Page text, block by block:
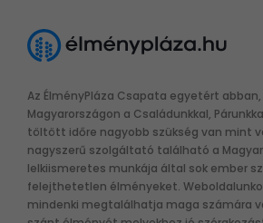
Az ÉlményPláza Csapata egyetért
Magyarországon a Családunkkal,
töltött időre nagyobb szükség van mint
nagyszerű szolgáltató található a
lelkiismeretes munkája által sok ember
felejthetetlen élményeket.
mindenki megtalálhatja maga számára